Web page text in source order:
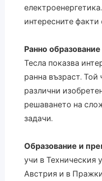
интересните
Ранно
Тесла показва
ранна възраст.
различни
решаването на
задачи.
Образование и
учи в Техническия
Австрия и в